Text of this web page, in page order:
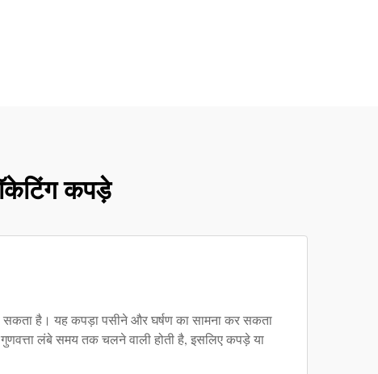
कपड़े
सकता है। यह कपड़ा पसीने और घर्षण का सामना कर सकता
लंबे समय तक चलने वाली होती है, इसलिए कपड़े या